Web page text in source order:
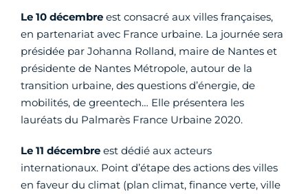
Le 10 décembre est consacré aux villes françaises,
en partenariat avec France urbaine. La journée sera
présidée par Johanna Rolland, maire de Nantes et
présidente de Nantes Métropole, autour de la
transition urbaine, des questions d’énergie, de
mobilités, de greentech… Elle présentera les
lauréats du Palmarès France Urbaine 2020.
Le 11 décembre est dédié aux acteurs
internationaux. Point d’étape des actions des villes
en faveur du climat (plan climat, finance verte, ville